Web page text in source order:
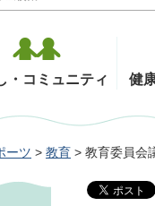
・コミュニティ 健
ーツ > 教育 > 教育委員会